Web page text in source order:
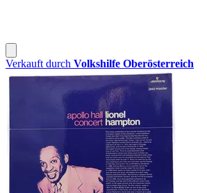
Verkauft durch Volkshilfe Oberösterreich